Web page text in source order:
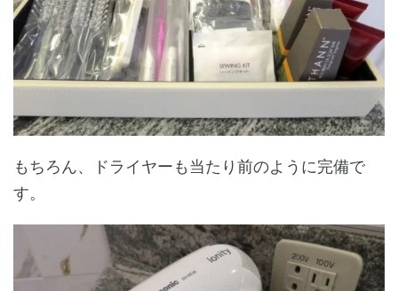
もちろん、ドライヤーも当たり前のように完備で
す。